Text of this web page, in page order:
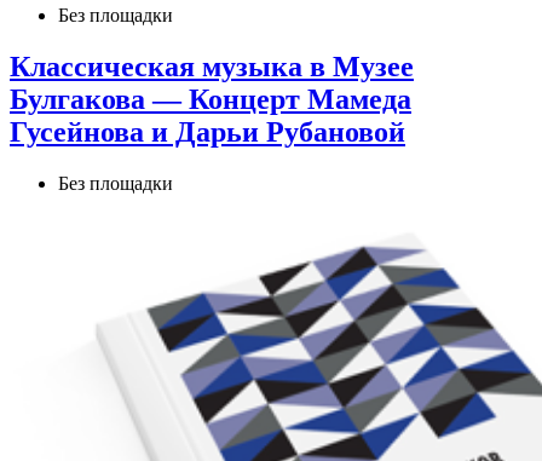
Без площадки
Классическая музыка в Музее
Булгакова — Концерт Мамеда
Гусейнова и Дарьи Рубановой
Без площадки